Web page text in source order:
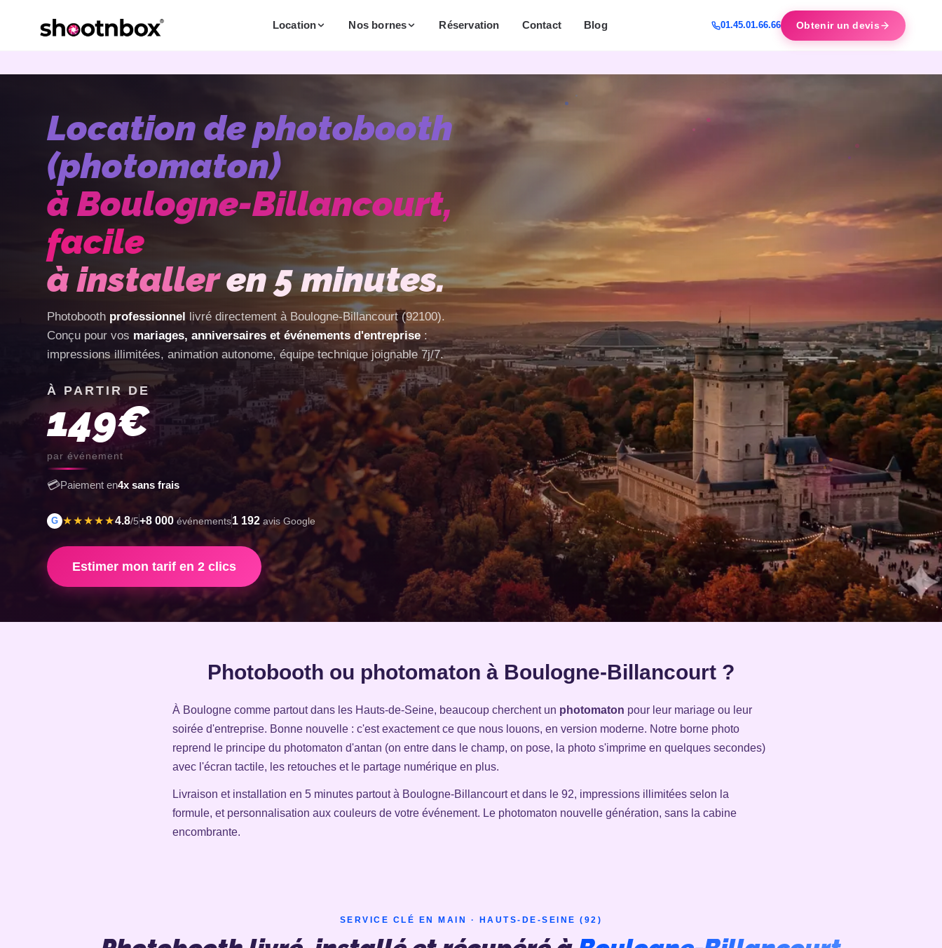
Accueil Location de photobooth
Location Nos bornes Réservation Contact Blog 01.45.01.66.66 Obtenir un devis
Location de photobooth
(photomaton)
à Boulogne-Billancourt,
facile
à installeren 5 minutes.
Photobooth professionnel livré directement à Boulogne-Billancourt (92100).
Conçu pour vos mariages, anniversaires et événements d'entreprise :
impressions illimitées, animation autonome, équipe technique joignable 7j/7.
À PARTIR DE
149€
par événement
💳Paiement en4x sans frais
G ★★★★★4.8/5+8 000événements1 192 avis Google
Estimer mon tarif en 2 clics
Photobooth ou photomaton à Boulogne-Billancourt ?
À Boulogne comme partout dans les Hauts-de-Seine, beaucoup cherchent un photomaton pour leur mariage ou leur
soirée d'entreprise. Bonne nouvelle : c'est exactement ce que nous louons, en version moderne. Notre borne photo
reprend le principe du photomaton d'antan (on entre dans le champ, on pose, la photo s'imprime en quelques secondes)
avec l'écran tactile, les retouches et le partage numérique en plus.
Livraison et installation en 5 minutes partout à Boulogne-Billancourt et dans le 92, impressions illimitées selon la
formule, et personnalisation aux couleurs de votre événement. Le photomaton nouvelle génération, sans la cabine
encombrante.
SERVICE CLÉ EN MAIN · HAUTS-DE-SEINE (92)